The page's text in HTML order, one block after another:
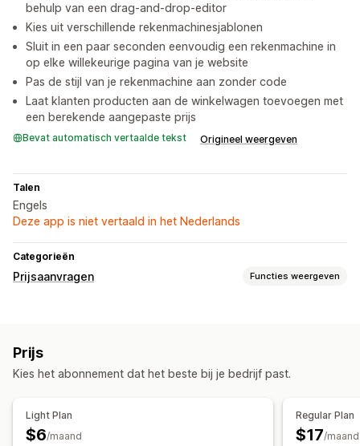
behulp van een drag-and-drop-editor
Kies uit verschillende rekenmachinesjablonen
Sluit in een paar seconden eenvoudig een rekenmachine in
op elke willekeurige pagina van je website
Pas de stijl van je rekenmachine aan zonder code
Laat klanten producten aan de winkelwagen toevoegen met
een berekende aangepaste prijs
Bevat automatisch vertaalde tekst Origineel weergeven
Talen
Engels
Deze app is niet vertaald in het Nederlands
Categorieën
Prijsaanvragen Functies weergeven
Aanpassing
Meldingen
Automatische e-mailantwoorden
Offerte-updates
Prijs
Kies het abonnement dat het beste bij je bedrijf past.
Light Plan
$6/maand
Regular Plan
$17/maand